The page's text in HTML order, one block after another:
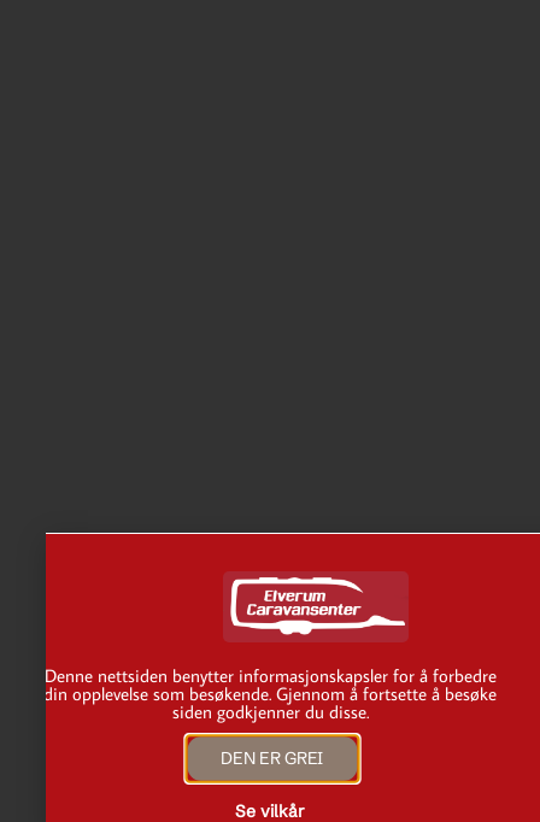
Denne nettsiden benytter informasjonskapsler for å forbedre
din opplevelse som besøkende. Gjennom å fortsette å besøke
siden godkjenner du disse.
DEN ER GREI
Se vilkår